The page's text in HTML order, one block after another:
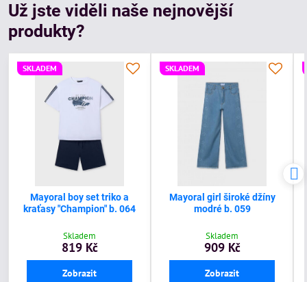
Už jste viděli naše nejnovější
produkty?
SKLADEM
Mayoral boy set triko a
kraťasy "Champion" b. 064
Skladem
819 Kč
Zobrazit
SKLADEM
Mayoral girl široké džíny
modré b. 059
Skladem
909 Kč
Zobrazit